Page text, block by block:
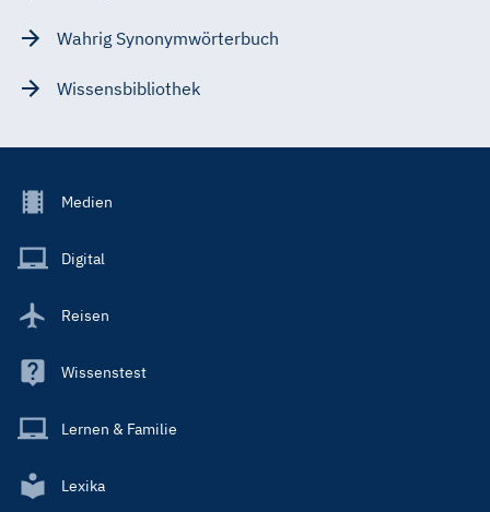
Wahrig Synonymwörterbuch
Wissensbibliothek
Footer
Main
Medien
Digital
Reisen
Wissenstest
Lernen & Familie
Lexika